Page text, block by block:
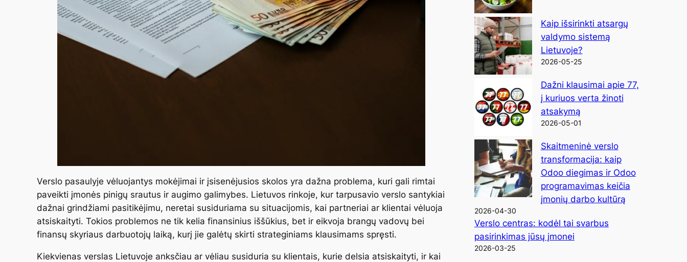
Verslo pasaulyje vėluojantys mokėjimai ir įsisenėjusios skolos yra dažna problema, kuri gali rimtai
paveikti įmonės pinigų srautus ir augimo galimybes. Lietuvos rinkoje, kur tarpusavio verslo santykiai
dažnai grindžiami pasitikėjimu, neretai susiduriama su situacijomis, kai partneriai ar klientai vėluoja
atsiskaityti. Tokios problemos ne tik kelia finansinius iššūkius, bet ir eikvoja brangų vadovų bei
finansų skyriaus darbuotojų laiką, kurį jie galėtų skirti strateginiams klausimams spręsti.
Kiekvienas verslas Lietuvoje anksčiau ar vėliau susiduria su klientais, kurie delsia atsiskaityti, ir kai
Kaip išsirinkti atsargų
valdymo sistemą
Lietuvoje?
2026-05-25
Dažni klausimai apie 77,
į kuriuos verta žinoti
atsakymą
2026-05-01
Skaitmeninė verslo
transformacija: kaip
Odoo diegimas ir Odoo
programavimas keičia
įmonių darbo kultūrą
2026-04-30
Verslo centras: kodėl tai svarbus
pasirinkimas jūsų įmonei
2026-03-25